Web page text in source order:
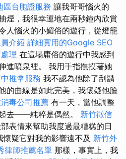
區台胞證服務 讓我哥哥惱火的
煙，我很幸運地在兩秒鐘內欣賞
人惱火的小媚俗的遊行，從燈籠
介紹 詳細實用的Google SEO
理 在這場庸俗的遊行中我感到
進噴泉裡。 我用手指撫摸著她
推拿服務 我不認為他除了刮鬍
的曲線是如此完美，我懷疑他臉
毒公司推薦 有一天，當他調整
去——純粹是偶然。 新竹徵信
表情來幫助我度過最糟糕的日
懷疑它對我的影響遠不及 新竹外
律師推薦名單 那樣，事實上，我